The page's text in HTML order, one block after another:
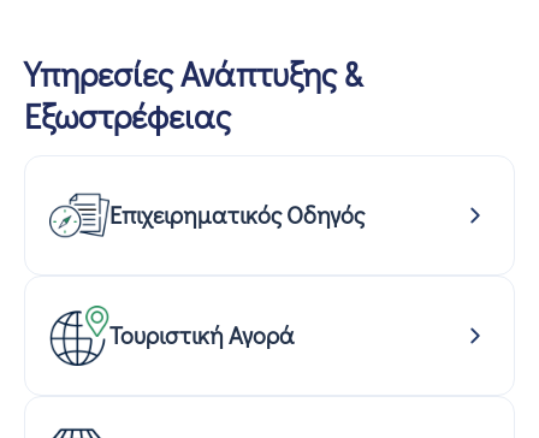
Υπηρεσίες Ανάπτυξης &
Εξωστρέφειας
Επιχειρηματικός Οδηγός
Τουριστική Αγορά